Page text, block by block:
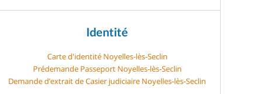
Identité
Carte d'identité Noyelles-lès-Seclin
Prédemande Passeport Noyelles-lès-Seclin
Demande d’extrait de Casier judiciaire Noyelles-lès-Seclin